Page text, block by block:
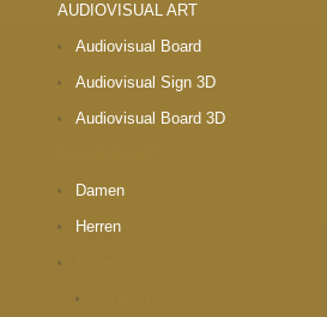
AUDIOVISUAL ART
Audiovisual Board
Audiovisual Sign 3D
Audiovisual Board 3D
Damen
Herren